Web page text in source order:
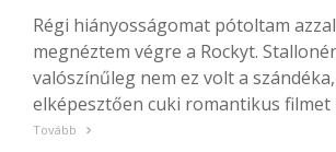
Régi hiányosságomat pótoltam
megnéztem végre a Rockyt.
valószínűleg nem ez volt a
elképesztően cuki romantikus filmet
Tovább